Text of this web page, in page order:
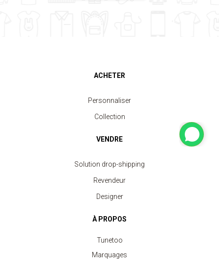
ACHETER
Personnaliser
Collection
VENDRE
Solution drop-shipping
Revendeur
Designer
À PROPOS
Tunetoo
Marquages